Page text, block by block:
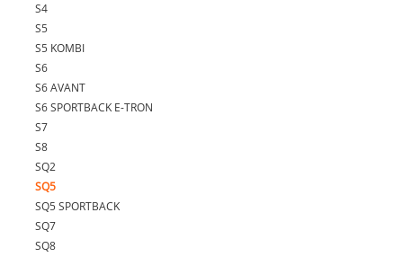
S4
S5
S5 KOMBI
S6
S6 AVANT
S6 SPORTBACK E-TRON
S7
S8
SQ2
SQ5
SQ5 SPORTBACK
SQ7
SQ8